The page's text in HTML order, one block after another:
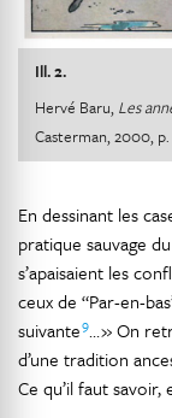
Ill. 2.
Hervé Baru, Les
Casterman, 2000, p.
En dessinant les
pratique sauvage
s’apaisaient les
ceux de “Par-en-
suivante9… » On
d’une tradition
Ce qu’il faut